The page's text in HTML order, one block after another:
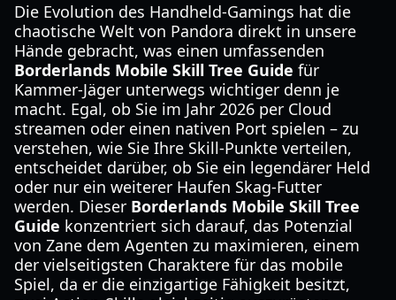
Die Evolution des Handheld-Gamings hat die
chaotische Welt von Pandora direkt in unsere
Hände gebracht, was einen umfassenden
Borderlands Mobile Skill Tree Guide für
Kammer-Jäger unterwegs wichtiger denn je
macht. Egal, ob Sie im Jahr 2026 per Cloud
streamen oder einen nativen Port spielen – zu
verstehen, wie Sie Ihre Skill-Punkte verteilen,
entscheidet darüber, ob Sie ein legendärer Held
oder nur ein weiterer Haufen Skag-Futter
werden. Dieser Borderlands Mobile Skill Tree
Guide konzentriert sich darauf, das Potenzial
von Zane dem Agenten zu maximieren, einem
der vielseitigsten Charaktere für das mobile
Spiel, da er die einzigartige Fähigkeit besitzt,